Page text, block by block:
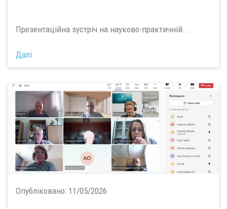
Презентаційна зустріч на науково-практичній...
Далі
Опубліковано: 11/05/2026